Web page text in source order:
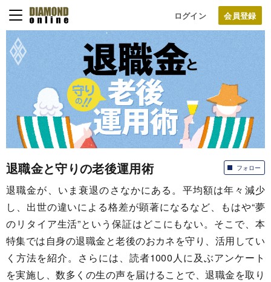
ログイン
フォロー
退職金と守りの老後運用術
退職金が、いま衰退のさなかにある。平均額は年々減少
し、出世の違いによる格差が顕著になるなど、もはや“夢
のリタイア生活”という保証はどこにもない。そこで、本
特集では自身の退職金と老後のおカネを守り、活用してい
く方法を紹介。さらには、読者1000人に及ぶアンケート
を実施し、数多くの生の声を届けることで、退職金を取り